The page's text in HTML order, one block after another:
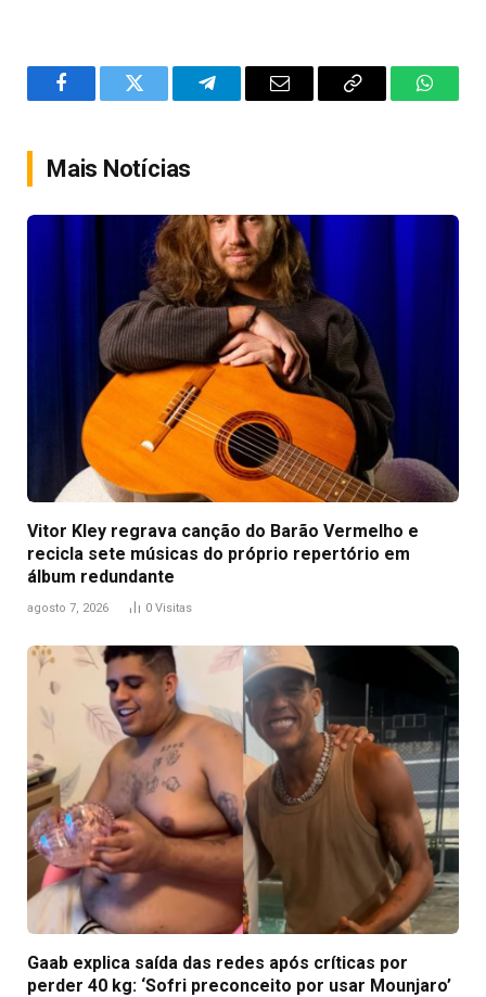
FacebookTwitter TelegramEmail
Copy
Mais Notícias
Vitor Kley regrava canção do Barão Vermelho e
recicla sete músicas do próprio repertório em
álbum redundante
agosto 7, 2026 0 Visitas
Gaab explica saída das redes após críticas por
perder 40 kg: ‘Sofri preconceito por usar Mounjaro’